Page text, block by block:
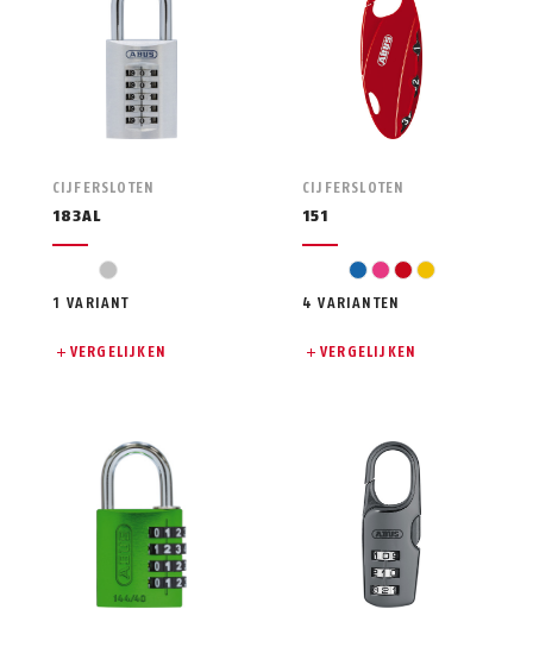
CIJFERSLOTEN
183AL
zilver
1 VARIANT
VERGELIJKEN
CIJFERSLOTEN
151
blauw
pinkrood
geel
4 VARIANTEN
VERGELIJKEN